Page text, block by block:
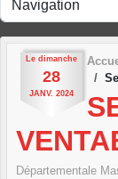
Le dimanche
28
JANV. 2024
Départementale